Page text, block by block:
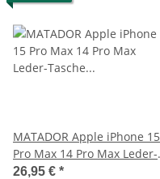
MATADOR Apple iPhone 15
Pro Max 14 Pro Max Leder-
Tasche Schwarz
26,95 € *